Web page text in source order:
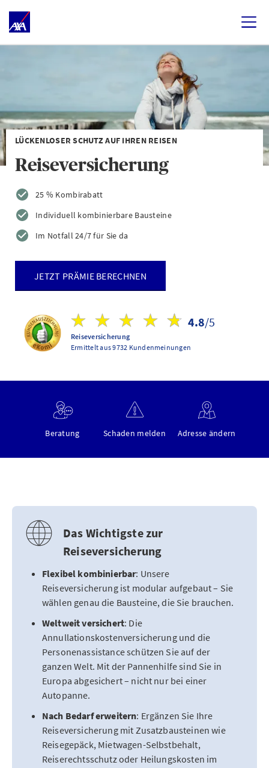
LÜCKENLOSER SCHUTZ AUF IHREN REISEN
Reiseversicherung
25 % Kombirabatt
Individuell kombinierbare Bausteine
Im Notfall 24/7 für Sie da
JETZT PRÄMIE BERECHNEN
4.8/5
Reiseversicherung
Ermittelt aus 9732 Kundenmeinungen
Beratung Schaden melden Adresse ändern
Das Wichtigste zur
Reiseversicherung
Flexibel kombinierbar: Unsere
Reiseversicherung ist modular aufgebaut – Sie
wählen genau die Bausteine, die Sie brauchen.
Weltweit versichert: Die
Annullationskostenversicherung und die
Personenassistance schützen Sie auf der
ganzen Welt. Mit der Pannenhilfe sind Sie in
Europa abgesichert – nicht nur bei einer
Autopanne.
Nach Bedarf erweitern: Ergänzen Sie Ihre
Reiseversicherung mit Zusatzbausteinen wie
Reisegepäck, Mietwagen-Selbstbehalt,
Reiserechtsschutz oder Heilungskosten im